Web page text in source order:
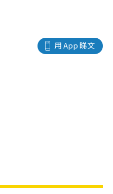
用 App 睇文